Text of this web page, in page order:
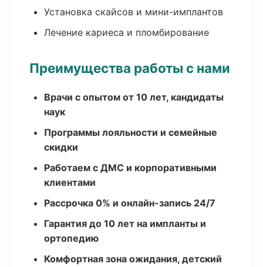
Установка скайсов и мини-имплантов
Лечение кариеса и пломбирование
Преимущества работы с нами
Врачи с опытом от 10 лет, кандидаты
наук
Программы лояльности и семейные
скидки
Работаем с ДМС и корпоративными
клиентами
Рассрочка 0% и онлайн-запись 24/7
Гарантия до 10 лет на импланты и
ортопедию
Комфортная зона ожидания, детский